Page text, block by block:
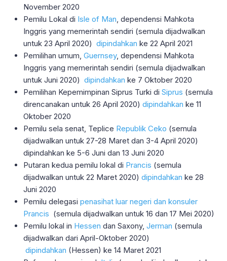
November 2020
Pemilu Lokal di Isle of Man , dependensi Mahkota
Inggris yang memerintah sendiri (semula dijadwalkan
untuk 23 April 2020) dipindahkan ke 22 April 2021
Pemilihan umum, Guernsey, dependensi Mahkota
Inggris yang memerintah sendiri (semula dijadwalkan
untuk Juni 2020) dipindahkan ke 7 Oktober 2020
Pemilihan Kepemimpinan Siprus Turki di Siprus (semula
direncanakan untuk 26 April 2020) dipindahkan ke 11
Oktober 2020
Pemilu sela senat, Teplice Republik Ceko (semula
dijadwalkan untuk 27-28 Maret dan 3-4 April 2020)
dipindahkan ke 5-6 Juni dan 13 Juni 2020
Putaran kedua pemilu lokal di Prancis (semula
dijadwalkan untuk 22 Maret 2020) dipindahkan ke 28
Juni 2020
Pemilu delegasi penasihat luar negeri dan konsuler
Prancis (semula dijadwalkan untuk 16 dan 17 Mei 2020)
Pemilu lokal in Hessen dan Saxony, Jerman (semula
dijadwalkan dari April-Oktober 2020)
dipindahkan (Hessen) ke 14 Maret 2021